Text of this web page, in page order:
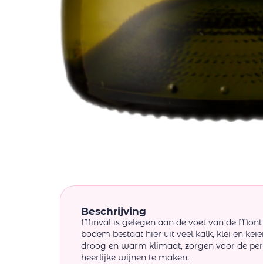
Beschrijving
Minval is gelegen aan de voet van de
bodem bestaat hier uit veel kalk, klei en
droog en warm klimaat, zorgen voor de
heerlijke wijnen te maken.